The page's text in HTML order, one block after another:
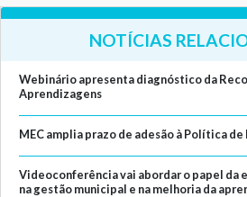
NOTÍCIAS
Webinário apresenta diagnóstico da
Aprendizagens
MEC amplia prazo de adesão à Política de
Videoconferência vai abordar o papel da
na gestão municipal e na melhoria da